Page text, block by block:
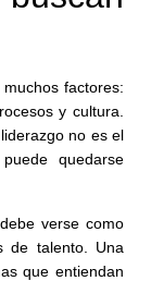
factores:
y cultura.
no es el
quedarse
verse como
de talento. Una
que entiendan